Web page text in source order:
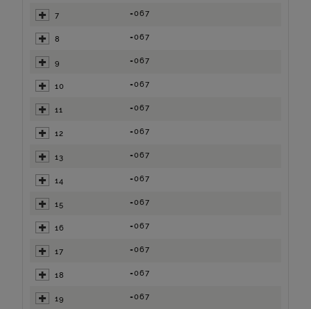
7 =067
8 =067
9 =067
10 =067
11 =067
12 =067
13 =067
14 =067
15 =067
16 =067
17 =067
18 =067
19 =067